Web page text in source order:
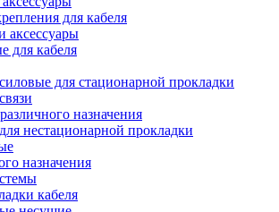
для кабеля
аксессуары
для кабеля
для стационарной прокладки
назначения
нестационарной прокладки
назначения
кабеля